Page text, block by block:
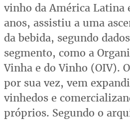
vinho da América Latina
anos, assistiu a uma
da bebida, segundo
segmento, como a
Vinha e do Vinho (OIV).
por sua vez, vem
vinhedos e
próprios. Segundo o